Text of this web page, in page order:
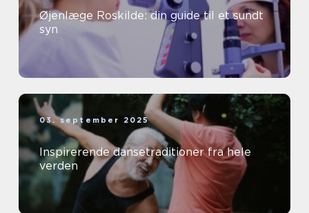
Øjenlæge Roskilde: din guide til et sundt
syn
03. september 2025
Inspirerende dansetraditioner fra hele
verden